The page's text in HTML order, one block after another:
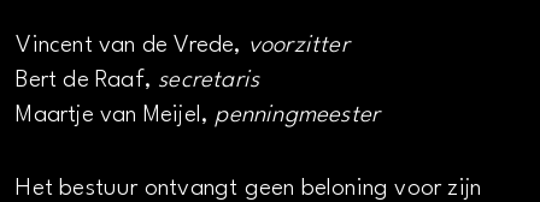
Vincent van de Vrede, voorzitter
Bert de Raaf, secretaris
Maartje van Meijel, penningmeester
Het bestuur ontvangt geen beloning voor zijn